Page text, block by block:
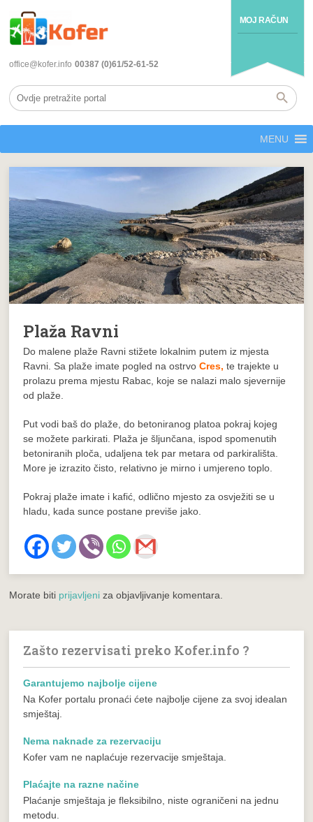
MOJ RAČUN
office@kofer.info 00387 (0)61/52-61-52
MENU
Plaža Ravni
Do malene plaže Ravni stižete lokalnim putem iz mjesta
Ravni. Sa plaže imate pogled na ostrvoCres, te trajekte u
prolazu prema mjestu Rabac, koje se nalazi malo sjevernije
od plaže.
Put vodi baš do plaže, do betoniranog platoa pokraj kojeg
se možete parkirati. Plaža je šljunčana, ispod spomenutih
betoniranih ploča, udaljena tek par metara od parkirališta.
More je izrazito čisto, relativno je mirno i umjereno toplo.
Pokraj plaže imate i kafić, odlično mjesto za osvježiti se u
hladu, kada sunce postane previše jako.
Morate biti prijavljeni za objavljivanje komentara.
Zašto rezervisati preko Kofer.info ?
Garantujemo najbolje cijene
Na Kofer portalu pronaći ćete najbolje cijene za svoj idealan
smještaj.
Nema naknade za rezervaciju
Kofer vam ne naplaćuje rezervacije smještaja.
Plaćajte na razne načine
Plaćanje smještaja je fleksibilno, niste ograničeni na jednu
metodu.